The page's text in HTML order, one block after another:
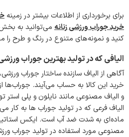
برای برخورداری از اطلاعات بیشتر در زمینه
خرید جوراب ورزشی زنانه می‌توانید به
کنید و نمونه‌های متنوع در رنگ و طرح را
الیافی که در تولید بهترین جوراب
آگاهی از الیاف سازنده ساختار جوراب
خرید این کالا به حساب می‌آیند. جوراب‌ها
و الیاف مصنوعی مانند نایلون و پلی استر
الیاف فرعی که در تولید جوراب ها به کار
ماده‌ای به شدت ضد آب است. ایکس
مصنوعی مورد استفاده در تولید جوراب